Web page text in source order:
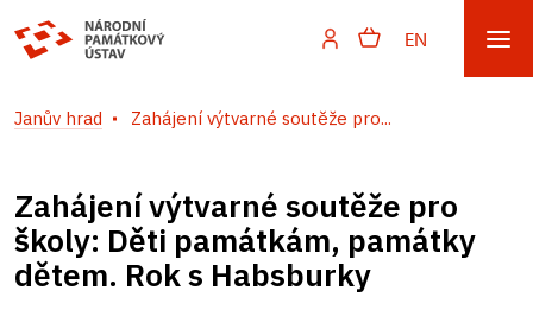
EN
Janův hrad Zahájení výtvarné soutěže pro...
Zahájení výtvarné soutěže pro
školy: Děti památkám, památky
dětem. Rok s Habsburky